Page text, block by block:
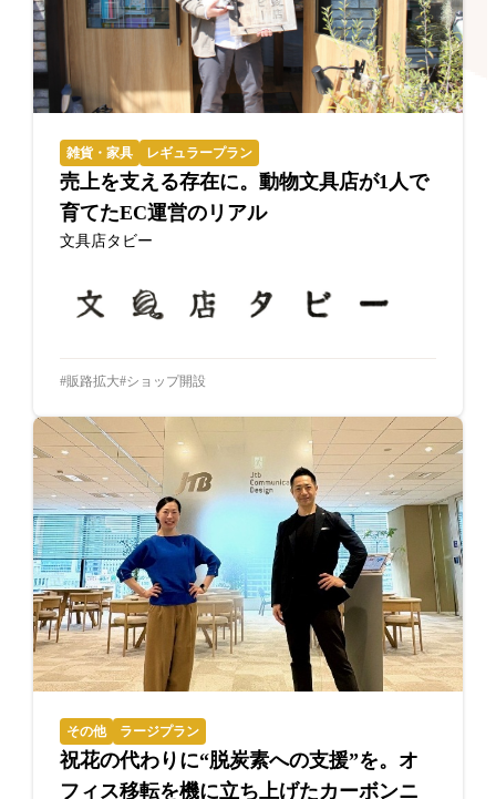
雑貨・家具 レギュラープラン
売上を支える存在に。動物文具店が1人で
育てたEC運営のリアル
文具店タビー
販路拡大 ショップ開設
その他 ラージプラン
祝花の代わりに“脱炭素への支援”を。オ
フィス移転を機に立ち上げたカーボンニ